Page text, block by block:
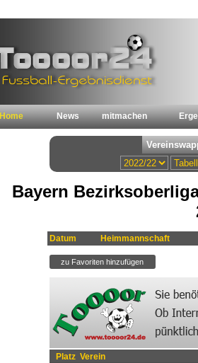
Home News mitmachen
Bayern
Datum Heimmannschaft
Platz Verein